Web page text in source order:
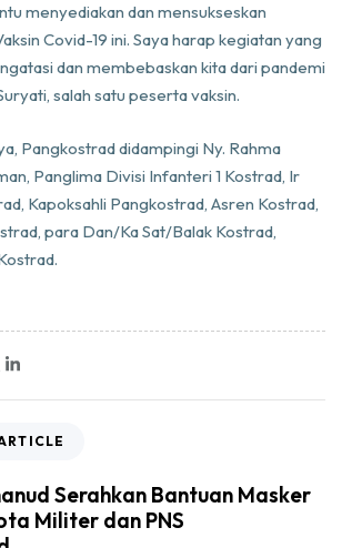
menyediakan dan mensukseskan
Covid-19 ini. Saya harap kegiatan yang
dan membebaskan kita dari pandemi
salah satu peserta vaksin.
Pangkostrad didampingi Ny. Rahma
Panglima Divisi Infanteri 1 Kostrad, Ir
Kapoksahli Pangkostrad, Asren Kostrad,
para Dan/Ka Sat/Balak Kostrad,
Serahkan Bantuan Masker
Militer dan PNS